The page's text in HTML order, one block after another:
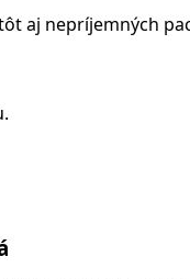
aj nepríjemných